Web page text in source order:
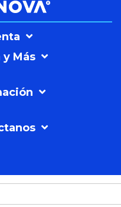
Más